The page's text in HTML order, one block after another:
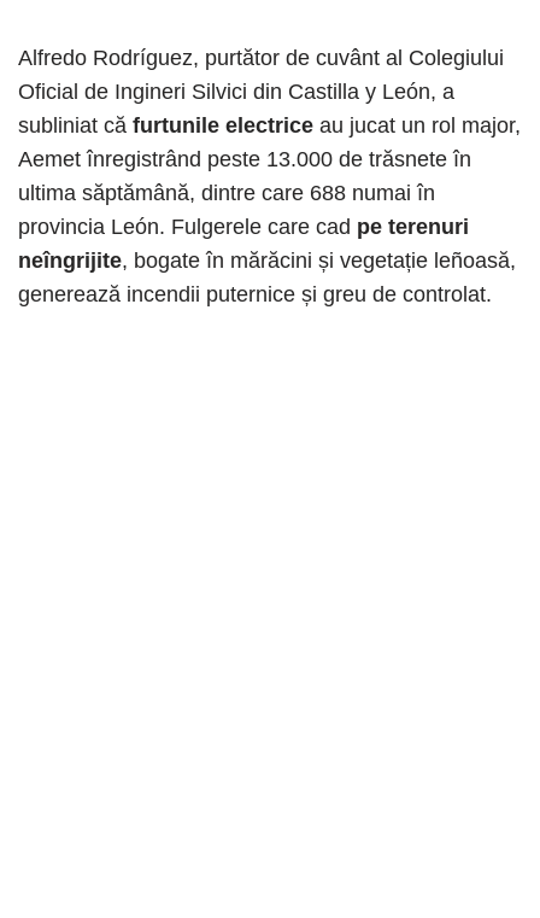
Alfredo Rodríguez, purtător de cuvânt al Colegiului
Oficial de Ingineri Silvici din Castilla y León, a
subliniat că furtunile electrice au jucat un rol major,
Aemet înregistrând peste 13.000 de trăsnete în
ultima săptămână, dintre care 688 numai în
provincia León. Fulgerele care cad pe terenuri
neîngrijite, bogate în mărăcini și vegetație leñoasă,
generează incendii puternice și greu de controlat.